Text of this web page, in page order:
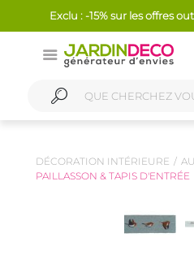
Exclu : -15% sur les offres
DÉCORATION INTÉRIEURE
PAILLASSON & TAPIS D'ENTRÉE